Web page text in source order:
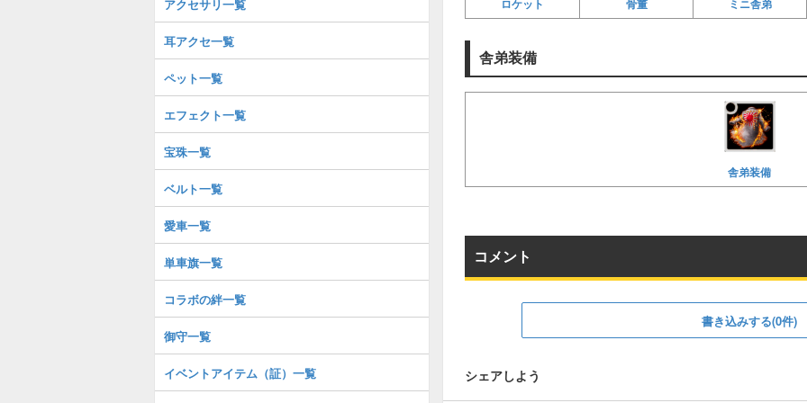
ロケット 骨董 ミニ舎弟
舎弟装備
舎弟装備
コメント
書き込みする(0件)
シェアしよう
アクセサリ一覧
耳アクセ一覧
ペット一覧
エフェクト一覧
宝珠一覧
ベルト一覧
愛車一覧
単車旗一覧
コラボの絆一覧
御守一覧
イベントアイテム（証）一覧